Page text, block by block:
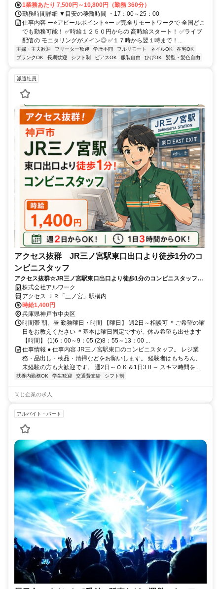
1業務あたり 7,500円～10,800円（勤務 360分）
勤務時間詳細 ▼目安の稼働時間 ・17：00～25：00
仕事内容 ー⭐️アピールポイント⭐️ー ✅完全リモートワークで 全国どこ
でも勤務可能！ ✅時給１２５０円からの 高時給スタート！ ✅ライブ
配信の モニタリングがメイン◎ ✅１７時から翌１時まで！...
主婦・主夫歓迎 フリーター歓迎 学歴不問 フルリモート ネイルOK
在宅OK
ブランクOK
長期歓迎 シフト制 ピアスOK 服装自由 ひげOK 髪型・髪色自由
派遣社員
アクセス抜群 JR三ノ宮駅東口出口より徒歩1分のコ
ンビニスタッフ
アクセス抜群☆JR三ノ宮駅東口出口より徒歩1分のコンビニスタッフ（1
日3ｈ～☆週2日～相談可）
株式会社アルワーク
アクセス ＪＲ「三ノ宮」駅構内
時給1,400円
兵庫県神戸市中央区
時間帯 朝、昼 勤務曜日・時間 【曜日】 週2日～相談可 ＊ご希望の曜
日をお教えください ＊基本は曜日固定ですが、休み希望も出せます
【時間】 (1)6：00～9：05 (2)8：55～13：00 ...
仕事情報 ● 仕事内容 JR三ノ宮駅東口のコンビニスタッフ。 レジ業
務・品出し・検品・清掃などをお願いします。 経験者はもちろん、
未経験の方も大歓迎です。 週2日～ＯＫ＆1日3Ｈ～ スキマ時間を...
扶養内勤務OK 学生歓迎 交通費支給 シフト制
同じ企業の求人
アルバイト・パート